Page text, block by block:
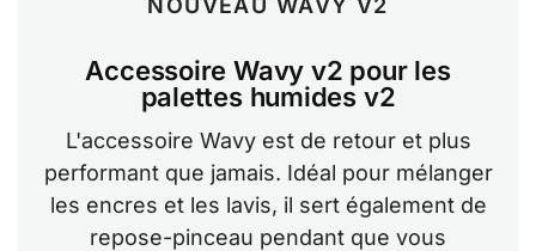
NOUVEAU WAVY V2
Accessoire Wavy v2 pour les
palettes humides v2
L'accessoire Wavy est de retour et plus
performant que jamais. Idéal pour mélanger
les encres et les lavis, il sert également de
repose-pinceau pendant que vous